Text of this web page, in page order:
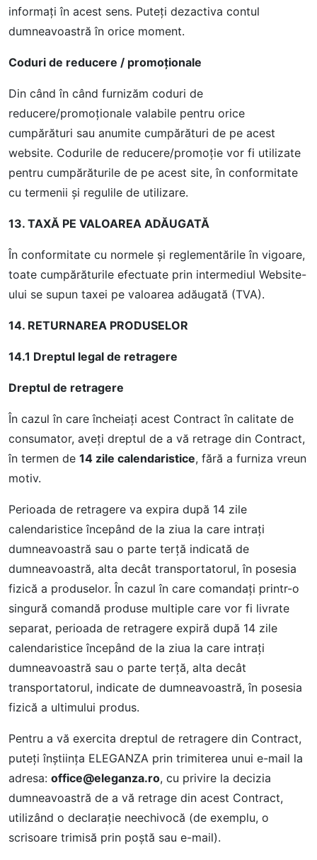
informați în acest sens. Puteți dezactiva contul
dumneavoastră în orice moment.
Coduri de reducere / promoționale
Din când în când furnizăm coduri de
reducere/promoționale valabile pentru orice
cumpărături sau anumite cumpărături de pe acest
website. Codurile de reducere/promoție vor fi utilizate
pentru cumpărăturile de pe acest site, în conformitate
cu termenii și regulile de utilizare.
13. TAXĂ PE VALOAREA ADĂUGATĂ
În conformitate cu normele şi reglementările în vigoare,
toate cumpărăturile efectuate prin intermediul Website-
ului se supun taxei pe valoarea adăugată (TVA).
14. RETURNAREA PRODUSELOR
14.1 Dreptul legal de retragere
Dreptul de retragere
În cazul în care încheiaţi acest Contract în calitate de
consumator, aveţi dreptul de a vă retrage din Contract,
în termen de 14 zile calendaristice, fără a furniza vreun
motiv.
Perioada de retragere va expira după 14 zile
calendaristice începând de la ziua la care intraţi
dumneavoastră sau o parte terţă indicată de
dumneavoastră, alta decât transportatorul, în posesia
fizică a produselor. În cazul în care comandați printr-o
singură comandă produse multiple care vor fi livrate
separat, perioada de retragere expiră după 14 zile
calendaristice începând de la ziua la care intraţi
dumneavoastră sau o parte terţă, alta decât
transportatorul, indicate de dumneavoastră, în posesia
fizică a ultimului produs.
Pentru a vă exercita dreptul de retragere din Contract,
puteţi înştiinţa ELEGANZA prin trimiterea unui e-mail la
adresa: office@eleganza.ro, cu privire la decizia
dumneavoastră de a vă retrage din acest Contract,
utilizând o declaraţie neechivocă (de exemplu, o
scrisoare trimisă prin poştă sau e-mail).